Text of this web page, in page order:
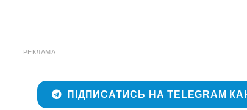
РЕКЛАМА
ПІДПИСАТИСЬ НА TELEGRAM